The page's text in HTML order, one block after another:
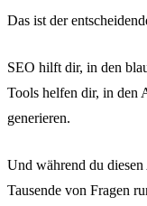
Das ist der
SEO hilft dir, in den
Tools helfen dir, in den
generieren.
Und während du
Tausende von Fragen